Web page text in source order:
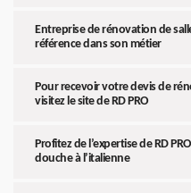
Entreprise de rénovation de
référence dans son métier
Pour recevoir votre devis de
visitez le site de RD PRO
Profitez de l’expertise de RD
douche à l’italienne